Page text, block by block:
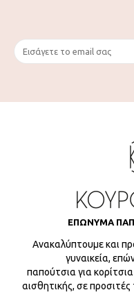
ΕΠΩΝΥΜΑ
Ανακαλύπτουμε και
γυναικεία,
παπούτσια για
αισθητικής, σε